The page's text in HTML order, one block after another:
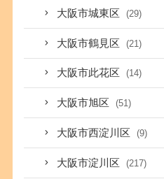
大阪市城東区 (29)
大阪市鶴見区 (21)
大阪市此花区 (14)
大阪市旭区 (51)
大阪市西淀川区 (9)
大阪市淀川区 (217)